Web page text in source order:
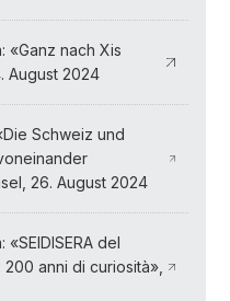
«Ganz nach Xis
August 2024
Schweiz und
26. August 2024
del
anni di curiosità»,